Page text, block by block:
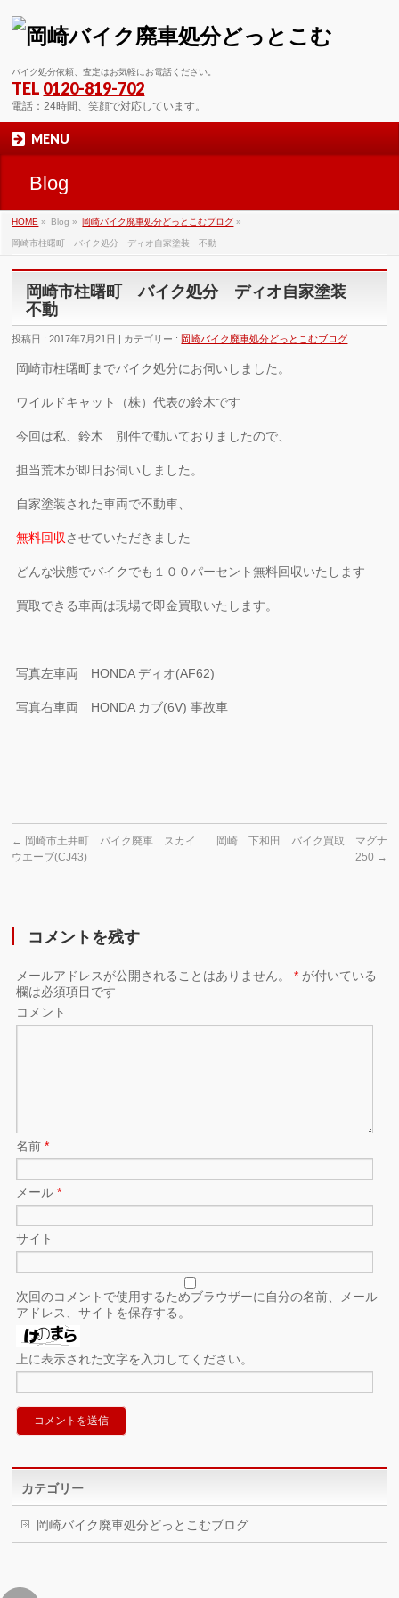
バイク処分依頼、査定はお気軽にお電話ください。
TEL 0120-819-702
電話：24時間、笑顔で対応しています。
MENU
Blog
HOME » Blog » 岡崎バイク廃車処分どっとこむブログ »
岡崎市柱曙町 バイク処分 ディオ自家塗装 不動
岡崎市柱曙町 バイク処分 ディオ自家塗装
不動
投稿日 : 2017年7月21日 | カテゴリー : 岡崎バイク廃車処分どっとこむブログ
岡崎市柱曙町までバイク処分にお伺いしました。
ワイルドキャット（株）代表の鈴木です
今回は私、鈴木 別件で動いておりましたので、
担当荒木が即日お伺いしました。
自家塗装された車両で不動車、
無料回収 させていただきました
どんな状態でバイクでも１００パーセント無料回収いたします
買取できる車両は現場で即金買取いたします。
写真左車両 HONDA ディオ(AF62)
写真右車両 HONDA カブ(6V) 事故車
← 岡崎市土井町 バイク廃車 スカイ
ウエーブ(CJ43)
岡崎 下和田 バイク買取 マグナ
250 →
コメントを残す
メールアドレスが公開されることはありません。 * が付いている
欄は必須項目です
コメント
名前*
メール*
サイト
次回のコメントで使用するためブラウザーに自分の名前、メール
アドレス、サイトを保存する。
上に表示された文字を入力してください。
カテゴリー
岡崎バイク廃車処分どっとこむブログ